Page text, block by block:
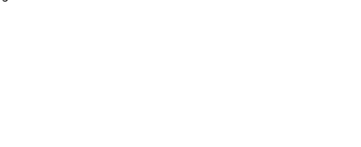
Link, öffnet neues Fenster)
(externer Link, öffnet neues Fenster)